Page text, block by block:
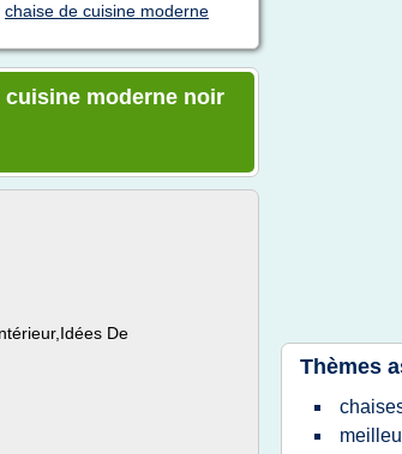
chaise de cuisine moderne
moderne noir
De
Thèmes